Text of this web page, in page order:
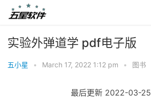
实验外弹道学 pdf电子版
五小星 • March 17, 2022 1:12 pm • 图书
最后更新 2022-03-25